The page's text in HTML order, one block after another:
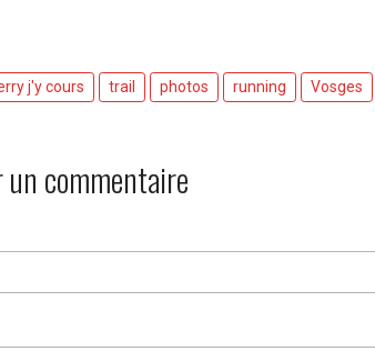
j'y cours trail photos running Vosges
commentaire